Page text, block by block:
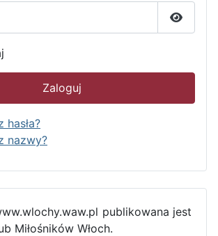
Pokaż
Zaloguj
hasła?
nazwy?
publikowana jest
Miłośników Włoch.